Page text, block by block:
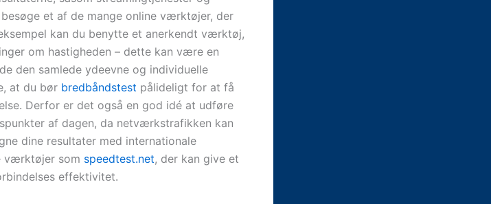
et af de mange online værktøjer, der
kan du benytte et anerkendt værktøj,
om hastigheden – dette kan være en
den samlede ydeevne og individuelle
at du bør bredbåndstest pålideligt for at få
Derfor er det også en god idé at udføre
af dagen, da netværkstrafikken kan
dine resultater med internationale
værktøjer som speedtest.net, der kan give et
effektivitet.